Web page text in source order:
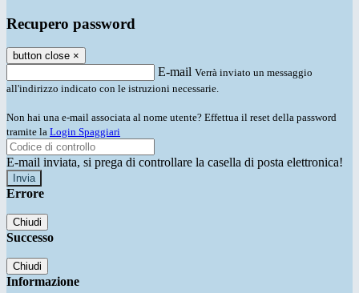
Recupero password
button close ×
E-mail Verrà inviato un messaggio
all'indirizzo indicato con le istruzioni necessarie.
Non hai una e-mail associata al nome utente? Effettua il reset della password
tramite la Login Spaggiari
E-mail inviata, si prega di controllare la casella di posta elettronica!
Errore
Chiudi
Successo
Chiudi
Informazione